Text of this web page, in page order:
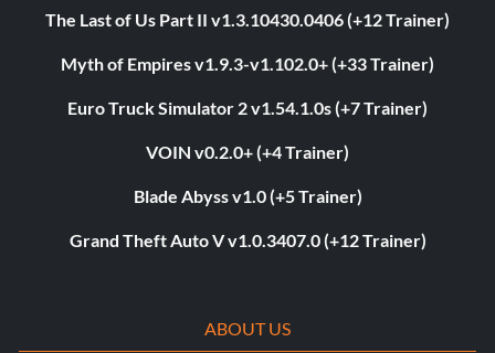
The Last of Us Part II v1.3.10430.0406 (+12 Trainer)
Myth of Empires v1.9.3-v1.102.0+ (+33 Trainer)
Euro Truck Simulator 2 v1.54.1.0s (+7 Trainer)
VOIN v0.2.0+ (+4 Trainer)
Blade Abyss v1.0 (+5 Trainer)
Grand Theft Auto V v1.0.3407.0 (+12 Trainer)
ABOUT US